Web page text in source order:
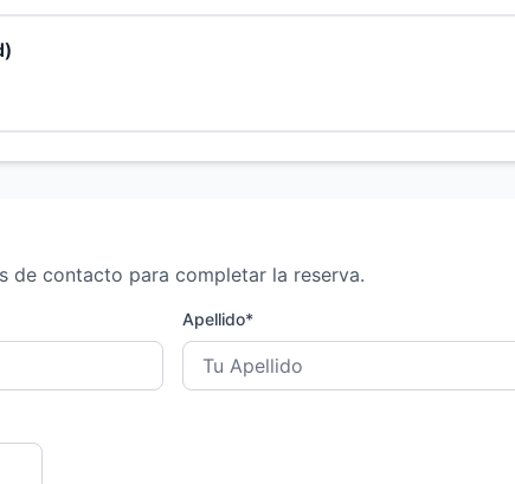
de contacto para completar la reserva.
Apellido*